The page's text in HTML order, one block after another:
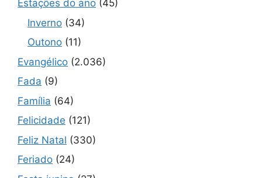
Estações do ano (45)
Inverno (34)
Outono (11)
Evangélico (2.036)
Fada (9)
Família (64)
Felicidade (121)
Feliz Natal (330)
Feriado (24)